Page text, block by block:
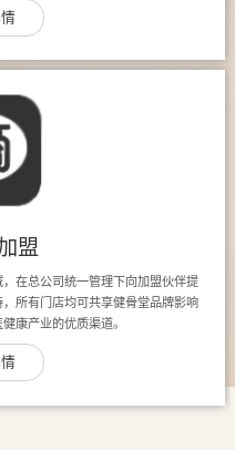
盟
在总公司统一管理下向加盟伙伴提
所有门店均可共享健骨堂品牌影响
康产业的优质渠道。